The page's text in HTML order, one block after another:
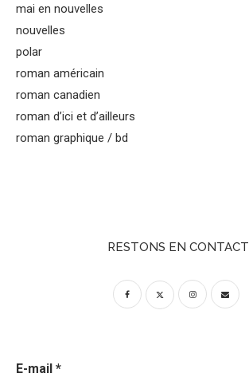
mai en nouvelles
nouvelles
polar
roman américain
roman canadien
roman d’ici et d’ailleurs
roman graphique / bd
RESTONS EN CONTACT
E-mail *